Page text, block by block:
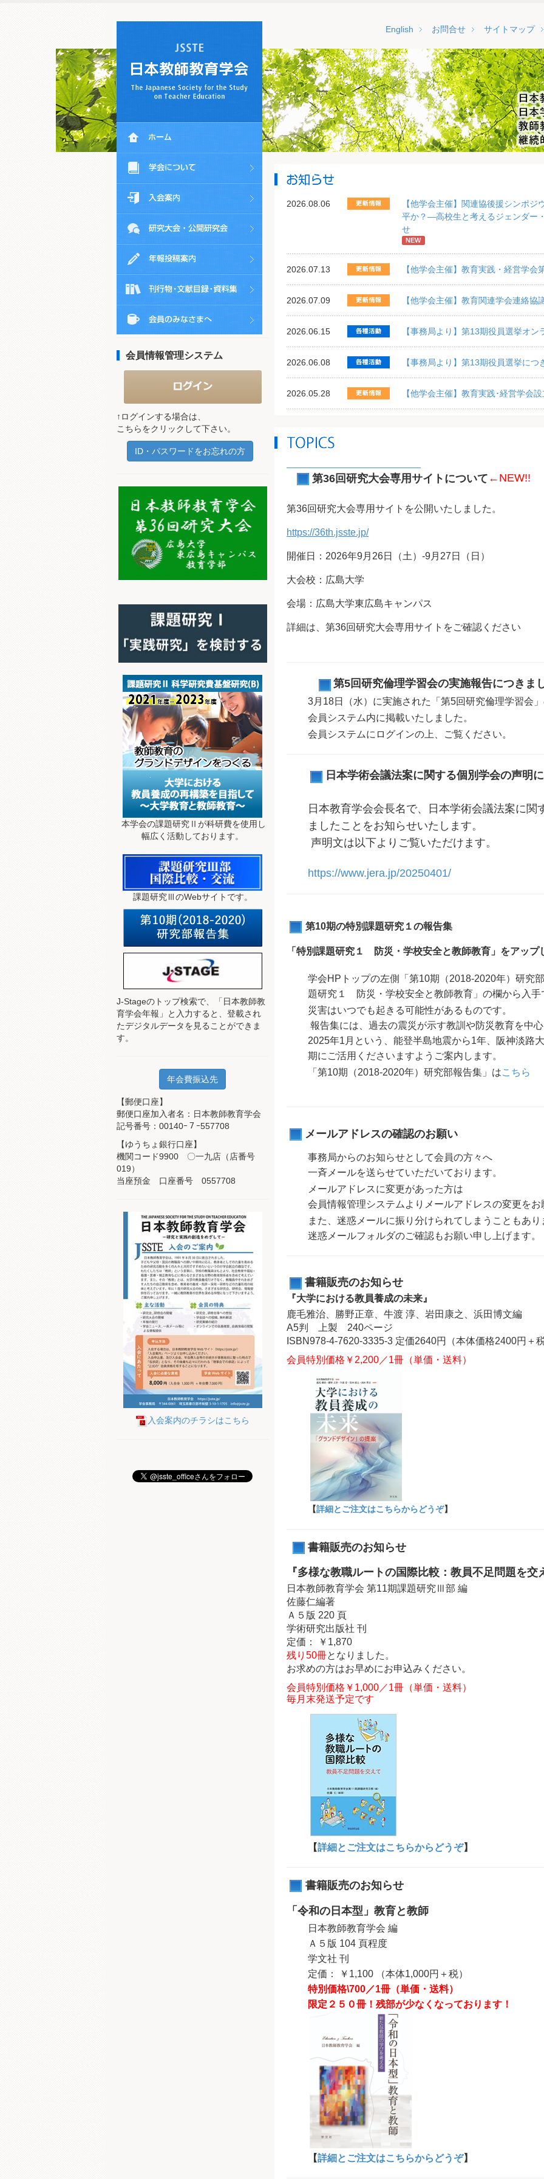
サイトマップ
お問合せ
English
2026.08.06
【他学会主催】関連協後援シンポ
平か？―高校生と考えるジェンダー
せ
NEW
2026.07.13 【他学会主催】教育実践・経営学会
2026.07.09 【他学会主催】教育関連学会連絡協
2026.06.15 【事務局より】第13期役員選挙オン
2026.06.08 【事務局より】第13期役員選挙につ
2026.05.28 【他学会主催】教育実践･経営学会
第36回研究大会専用サイトについて ←NEW!!
第36回研究大会専用サイトを公開いたしました。
https://36th.jsste.jp/
開催日：2026年9月26日（土）-9月27日（日）
大会校：広島大学
会場：広島大学東広島キャンパス
詳細は、第36回研究大会専用サイトをご確認ください
第5回研究倫理学習会の実施報告につきま
3月18日（水）に実施された「第5回研究倫理学習会
会員システム内に掲載いたしました。
会員システムにログインの上、ご覧ください。
日本学術会議法案に関する個別学会の声明
日本教育学会会長名で、日本学術会議法案に関
ましたことをお知らせいたします。
声明文は以下よりご覧いただけます。
https://www.jera.jp/20250401/
第10期の特別課題研究１の報告集
「特別課題研究１ 防災・学校安全と教師教育」をアップ
学会HPトップの左側「第10期（2018-2020年）研究
題研究１ 防災・学校安全と教師教育」の欄から入手
災害はいつでも起きる可能性があるものです。
報告集には、過去の震災が示す教訓や防災教育を中
2025年1月という、能登半島地震から1年、阪神淡路
期にご活用くださいますようご案内します。
「第10期（2018-2020年）研究部報告集」はこちら
メールアドレスの確認のお願い
事務局からのお知らせとして会員の方々へ
一斉メールを送らせていただいております。
メールアドレスに変更があった方は
会員情報管理システムよりメールアドレスの変更を
また、迷惑メールに振り分けられてしまうこともあり
迷惑メールフォルダのご確認もお願い申し上げます。
書籍販売のお知らせ
『大学における教員養成の未来』
鹿毛雅治、勝野正章、牛渡 淳、岩田康之、浜田博文編
A5判 上製 240ページ
ISBN978-4-7620-3335-3 定価2640円（本体価格2400円＋
会員特別価格￥2,200／1冊（単価・送料）
【詳細とご注文はこちらからどうぞ】
書籍販売のお知らせ
『多様な教職ルートの国際比較：教員不足問題を交
日本教師教育学会 第11期課題研究Ⅲ部 編
佐藤仁編著
Ａ５版 220 頁
学術研究出版社 刊
定価： ￥1,870
残り50冊となりました。
お求めの方はお早めにお申込みください。
会員特別価格￥1,000／1冊（単価・送料）
毎月末発送予定です
【詳細とご注文はこちらからどうぞ】
書籍販売のお知らせ
「令和の日本型」教育と教師
日本教師教育学会 編
Ａ５版 104 頁程度
学文社 刊
定価： ￥1,100 （本体1,000円＋税）
特別価格\700／1冊（単価・送料）
限定２５０冊！残部が少なくなっております！
【詳細とご注文はこちらからどうぞ】
会員情報管理システム
↑ログインする場合は、
こちらをクリックして下さい。
ID・パスワードをお忘れの方
本学会の課題研究Ⅱが科研費を使用し
幅広く活動しております。
課題研究ⅢのWebサイトです。
J-Stageのトップ検索で、
「日本教師教
育学会年報」と入力すると、登載され
たデジタルデータを見ることができま
す。
年会費振込先
【郵便口座】
郵便口座加入者名：日本教師教育学会
記号番号：00140ｰ７ｰ557708
【ゆうちょ銀行口座】
機関コード9900 〇一九店（店番号
019）
当座預金 口座番号 0557708
入会案内のチラシはこちら